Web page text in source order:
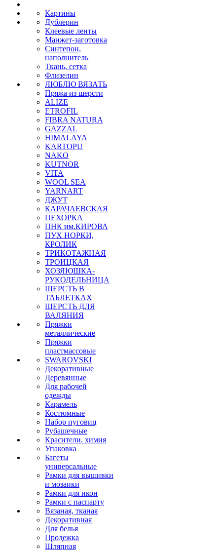
Картины
Дублерин
Клеевые ленты
Манжет-заготовка
Синтепон,
наполнитель
Ткань, сетка
Флизелин
ЛЮБЛЮ ВЯЗАТЬ
Пряжа из шерсти
ALIZE
ETROFIL
FIBRA NATURA
GAZZAL
HIMALAYA
KARTOPU
NAKO
KUTNOR
VITA
WOOL SEA
YARNART
ДЖУТ
КАРАЧАЕВСКАЯ
ПЕХОРКА
ПНК им.КИРОВА
ПУХ НОРКИ,
КРОЛИК
ТРИКОТАЖНАЯ
ТРОИЦКАЯ
ХОЗЯЮШКА-
РУКОДЕЛЬНИЦА
ШЕРСТЬ В
ТАБЛЕТКАХ
ШЕРСТЬ ДЛЯ
ВАЛЯНИЯ
Пряжки
металлические
Пряжки
пластмассовые
SWAROVSKI
Декоративные
Деревянные
Для рабочей
одежды
Карамель
Костюмные
Набор пуговиц
Рубашечные
Красители. химия
Упаковка
Багеты
универсальные
Рамки для вышивки
и мозаики
Рамки для икон
Рамки с паспарту
Вязаная, тканая
Декоративная
Для белья
Продежка
Шляпная